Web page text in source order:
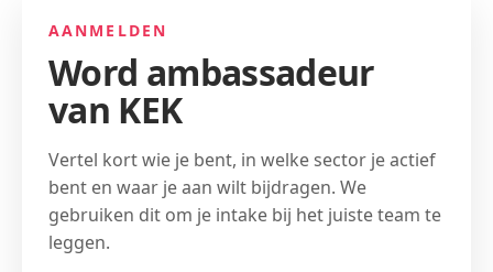
AANMELDEN
Word ambassadeur
van KEK
Vertel kort wie je bent, in welke sector je actief
bent en waar je aan wilt bijdragen. We
gebruiken dit om je intake bij het juiste team te
leggen.